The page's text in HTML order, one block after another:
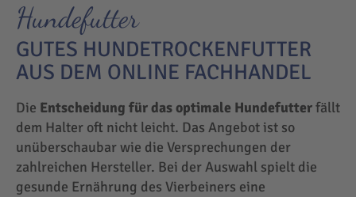
Hundefutter
GUTES HUNDETROCKENFUTTER
AUS DEM ONLINE FACHHANDEL
Die Entscheidung für das optimale Hundefutterfällt
dem Halter oft nicht leicht. Das Angebot ist so
unüberschaubar wie die Versprechungen der
zahlreichen Hersteller. Bei der Auswahl spielt die
gesunde Ernährung des Vierbeiners eine